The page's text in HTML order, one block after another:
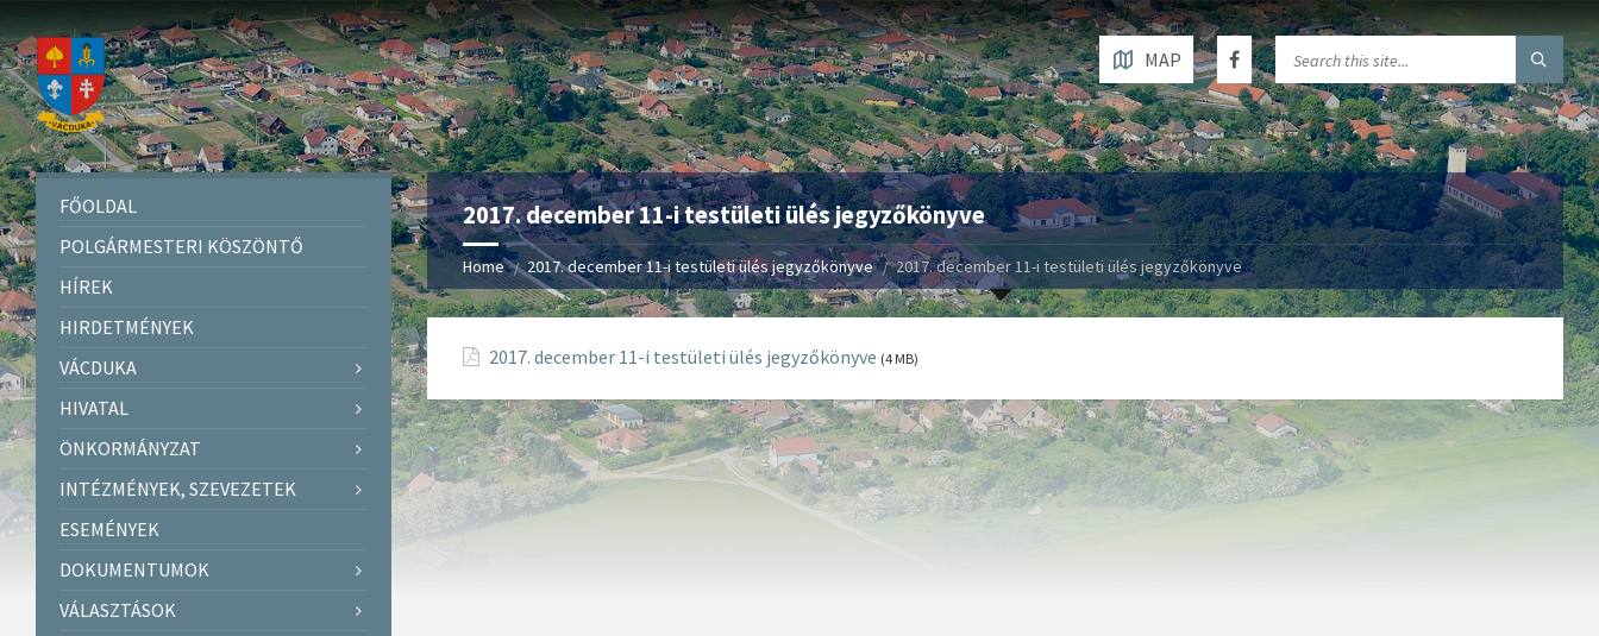
MAP
2017. december 11-i testületi ülés jegyzőkönyve
Home 2017. december 11-i testületi ülés jegyzőkönyve 2017. december 11-i testületi ülés jegyzőkönyve
2017. december 11-i testületi ülés jegyzőkönyve (4 MB)
FŐOLDAL
POLGÁRMESTERI KÖSZÖNTŐ
HÍREK
HIRDETMÉNYEK
VÁCDUKA
HIVATAL
ÖNKORMÁNYZAT
INTÉZMÉNYEK, SZEVEZETEK
ESEMÉNYEK
DOKUMENTUMOK
VÁLASZTÁSOK